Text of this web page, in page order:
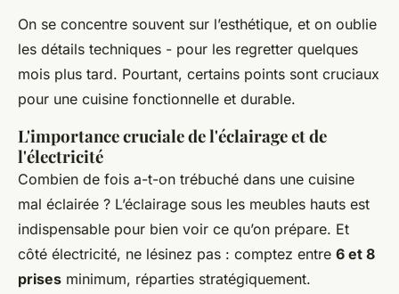
On se concentre souvent sur l’esthétique, et on oublie
les détails techniques - pour les regretter quelques
mois plus tard. Pourtant, certains points sont cruciaux
pour une cuisine fonctionnelle et durable.
L'importance cruciale de l'éclairage et de
l'électricité
Combien de fois a-t-on trébuché dans une cuisine
mal éclairée ? L’éclairage sous les meubles hauts est
indispensable pour bien voir ce qu’on prépare. Et
côté électricité, ne lésinez pas : comptez entre 6 et 8
prises minimum, réparties stratégiquement.